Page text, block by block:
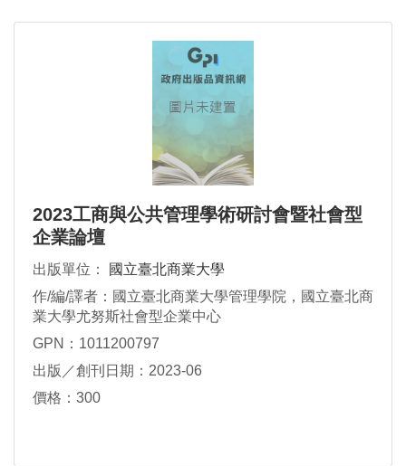
2023工商與公共管理學術研討會暨社會型
企業論壇
出版單位：
國立臺北商業大學
作/編/譯者：國立臺北商業大學管理學院，國立臺北商
業大學尤努斯社會型企業中心
GPN：1011200797
出版／創刊日期：2023-06
價格：300